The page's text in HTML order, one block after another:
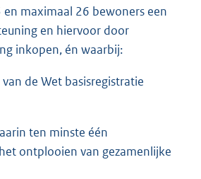
maximaal 26 bewoners een
en hiervoor door
inkopen, én waarbij:
de Wet basisregistratie
ten minste één
ontplooien van gezamenlijke